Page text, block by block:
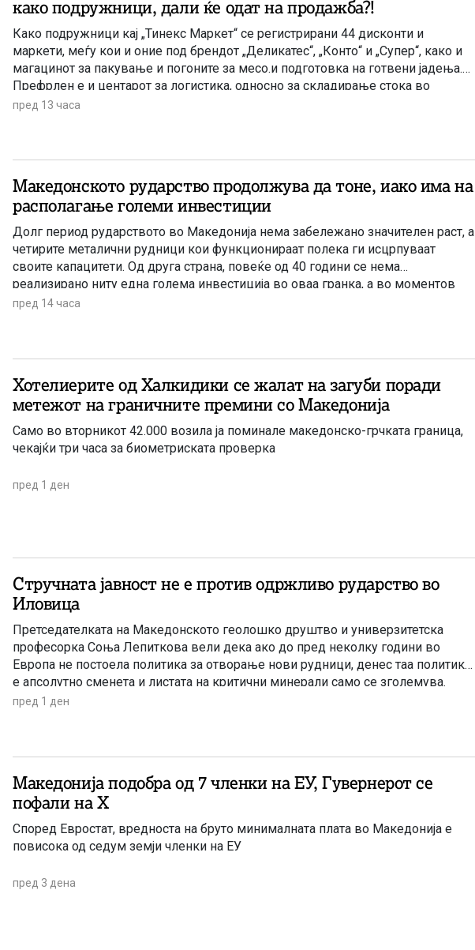
како подружници, дали ќе одат на продажба?!
Како подружници кај „Тинекс Маркет“ се регистрирани 44 дисконти и
маркети, меѓу кои и оние под брендот „Деликатес“, „Конто“ и „Супер“, како и
магацинот за пакување и погоните за месо.и подготовка на готвени јадења.
Префрлен е и центарот за логистика, односно за складирање стока во
Петровец.
пред 13 часа
Македонското рударство продолжува да тоне, иако има на
располагање големи инвестиции
Долг период рударството во Македонија нема забележано значителен раст, а
четирите металични рудници кои функционираат полека ги исцрпуваат
своите капацитети. Од друга страна, повеќе од 40 години се нема
реализирано ниту една голема инвестиција во оваа гранка, а во моментов
единствена сериозна најава има за проектот за рудник за бакар во Иловица.
пред 14 часа
Хотелиерите од Халкидики се жалат на загуби поради
метежот на граничните премини со Македонија
Само во вторникот 42.000 возила ја поминале македонско-грчката граница,
чекајќи три часа за биометриската проверка
пред 1 ден
Стручната јавност не е против одржливо рударство во
Иловица
Претседателката на Македонското геолошко друштво и универзитетска
професорка Соња Лепиткова вели дека ако до пред неколку години во
Европа не постоела политика за отворање нови рудници, денес таа политика
е апсолутно сменета и листата на критични минерали само се зголемува.
пред 1 ден
Македонија подобра од 7 членки на ЕУ, Гувернерот се
пофали на Х
Според Евростат, вредноста на бруто минималната плата во Македонија е
повисока од седум земји членки на ЕУ
пред 3 дена